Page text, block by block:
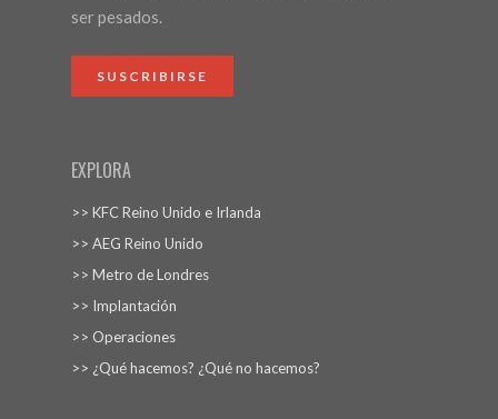
ser pesados.
SUSCRIBIRSE
EXPLORA
>> KFC Reino Unido e Irlanda
>> AEG Reino Unido
>> Metro de Londres
>> Implantación
>> Operaciones
>> ¿Qué hacemos? ¿Qué no hacemos?